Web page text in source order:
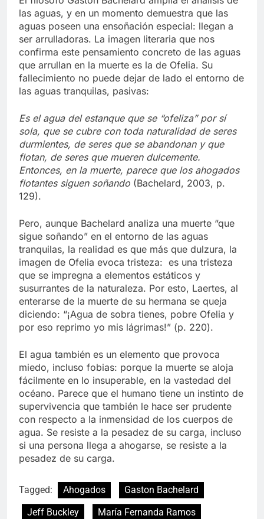
las aguas, y en un momento demuestra que las
aguas poseen una ensoñación especial: llegan a
ser arrulladoras. La imagen literaria que nos
confirma este pensamiento concreto de las aguas
que arrullan en la muerte es la de Ofelia. Su
fallecimiento no puede dejar de lado el entorno de
las aguas tranquilas, pasivas:
Es el agua del estanque que se “ofeliza” por sí
sola, que se cubre con toda naturalidad de seres
durmientes, de seres que se abandonan y que
flotan, de seres que mueren dulcemente.
Entonces, en la muerte, parece que los ahogados
flotantes siguen soñando (Bachelard, 2003, p.
129).
Pero, aunque Bachelard analiza una muerte “que
sigue soñando” en el entorno de las aguas
tranquilas, la realidad es que más que dulzura, la
imagen de Ofelia evoca tristeza: es una tristeza
que se impregna a elementos estáticos y
susurrantes de la naturaleza. Por esto, Laertes, al
enterarse de la muerte de su hermana se queja
diciendo: “¡Agua de sobra tienes, pobre Ofelia y
por eso reprimo yo mis lágrimas!” (p. 220).
El agua también es un elemento que provoca
miedo, incluso fobias: porque la muerte se aloja
fácilmente en lo insuperable, en la vastedad del
océano. Parece que el humano tiene un instinto de
supervivencia que también le hace ser prudente
con respecto a la inmensidad de los cuerpos de
agua. Se resiste a la pesadez de su carga, incluso
si una persona llega a ahogarse, se resiste a la
pesadez de su carga.
Tagged: Ahogados
Gaston Bachelard
Jeff Buckley
María Fernanda Ramos